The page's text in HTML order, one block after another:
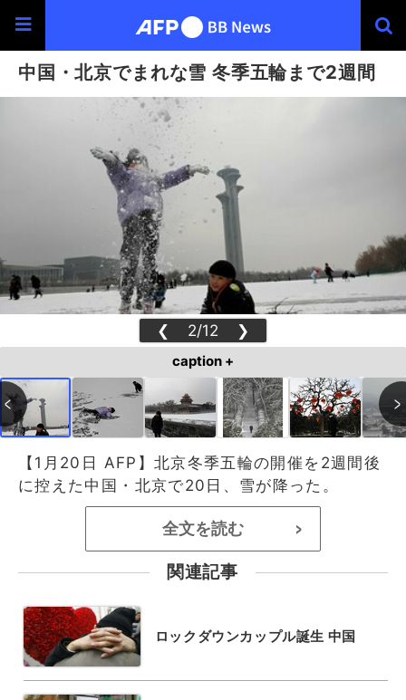
中国・北京でまれな雪 冬季五輪まで2週間
❮ 2/12 ❯
caption +
【1月20日 AFP】北京冬季五輪の開催を2週間後
に控えた中国・北京で20日、雪が降った。
全文を読む >
関連記事
ロックダウンカップル誕生 中国